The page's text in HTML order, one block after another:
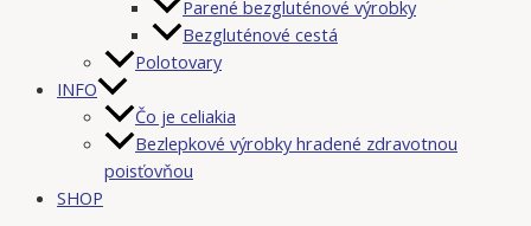
Parené bezgluténové výrobky
Bezgluténové cestá
Polotovary
INFO
Čo je celiakia
Bezlepkové výrobky hradené zdravotnou
poisťovňou
SHOP